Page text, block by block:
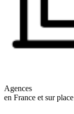
Agences
en France et sur place